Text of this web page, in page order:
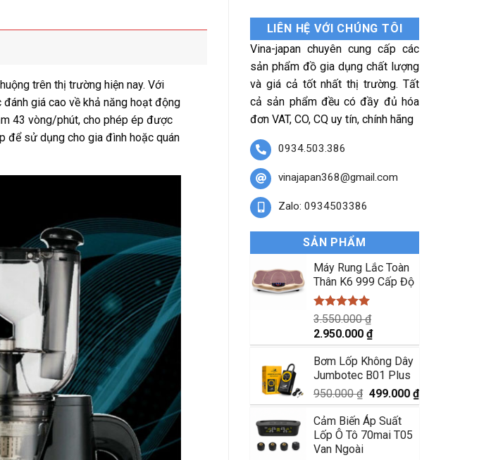
LIÊN HỆ VỚI CHÚNG TÔI
Vina-japan chuyên cung cấp các
sản phẩm đồ gia dụng chất lượng
và giá cả tốt nhất thị trường. Tất
cả sản phẩm đều có đầy đủ hóa
đơn VAT, CO, CQ uy tín, chính hãng
0934.503.386
vinajapan368@gmail.com
Zalo: 0934503386
SẢN PHẨM
Máy Rung Lắc Toàn
Thân K6 999 Cấp Độ
Được xếp
hạng5.00
5 sao
3.550.000₫
Giá
gốc
là:
3.550.000 ₫.
2.950.000 ₫Giá
hiện
tại
là:
2.950.000 ₫.
Bơm Lốp Không Dây
Jumbotec B01 Plus
950.000₫ Giá
gốc
là:
950.000 ₫.
499.000 ₫Giá
hiện
Cảm Biến Áp Suất
Lốp Ô Tô 70mai T05
Van Ngoài
trên thị trường hiện nay. Với
giá cao về khả năng hoạt động
43 vòng/phút, cho phép ép được
để sử dụng cho gia đình hoặc quán